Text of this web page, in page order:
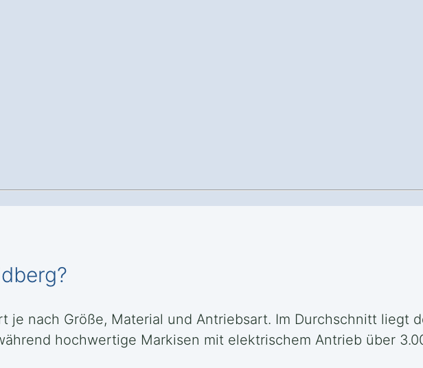
je nach Größe, Material und Antriebsart. Im Durchschnitt liegt
hochwertige Markisen mit elektrischem Antrieb über